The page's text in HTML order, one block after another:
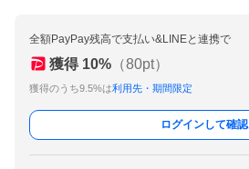
全額PayPay残高で支払い&LINEと連携で
獲得 10% （80pt）
獲得のうち9.5%は利用先・期間限定
ログインして確認